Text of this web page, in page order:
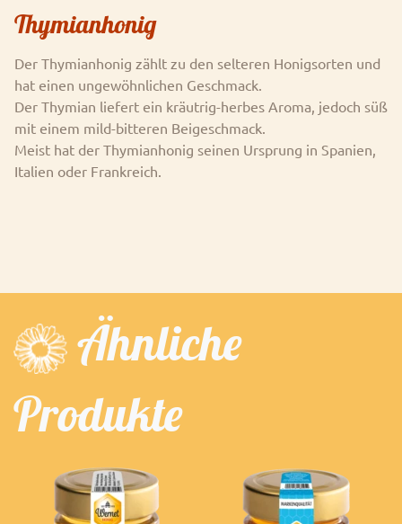
Thymianhonig
Der Thymianhonig zählt zu den selteren Honigsorten und
hat einen ungewöhnlichen Geschmack.
Der Thymian liefert ein kräutrig-herbes Aroma, jedoch süß
mit einem mild-bitteren Beigeschmack.
Meist hat der Thymianhonig seinen Ursprung in Spanien,
Italien oder Frankreich.
Ähnliche
Produkte